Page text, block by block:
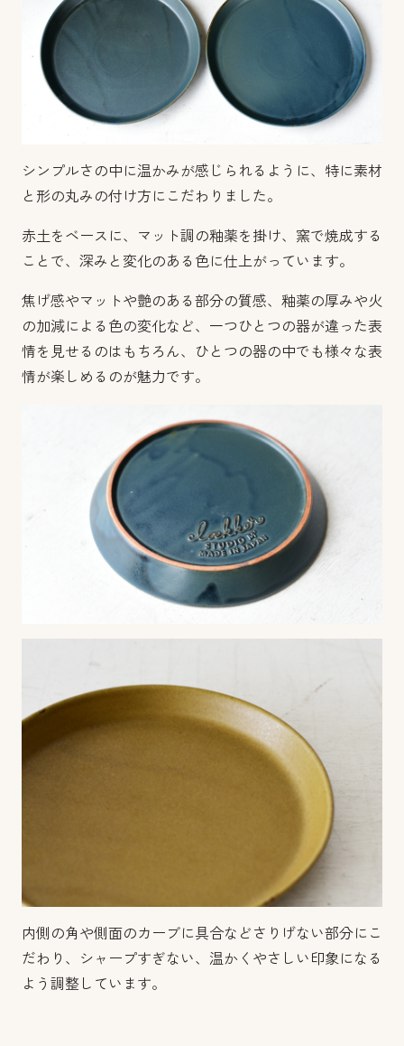
シンプルさの中に温かみが感じられるように、特に素材
と形の丸みの付け方にこだわりました。
赤土をベースに、マット調の釉薬を掛け、窯で焼成する
ことで、深みと変化のある色に仕上がっています。
焦げ感やマットや艶のある部分の質感、釉薬の厚みや火
の加減による色の変化など、一つひとつの器が違った表
情を見せるのはもちろん、ひとつの器の中でも様々な表
情が楽しめるのが魅力です。
内側の角や側面のカーブに具合などさりげない部分にこ
だわり、シャープすぎない、温かくやさしい印象になる
よう調整しています。